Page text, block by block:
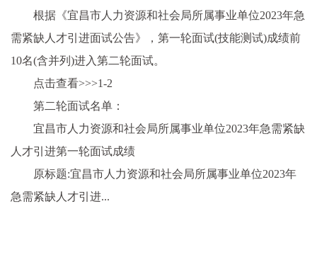
根据《宜昌市人力资源和社会局所属事业单位2023年急
需紧缺人才引进面试公告》，第一轮面试(技能测试)成绩前
10名(含并列)进入第二轮面试。
点击查看>>>1-2
第二轮面试名单：
宜昌市人力资源和社会局所属事业单位2023年急需紧缺
人才引进第一轮面试成绩
原标题:宜昌市人力资源和社会局所属事业单位2023年
急需紧缺人才引进...